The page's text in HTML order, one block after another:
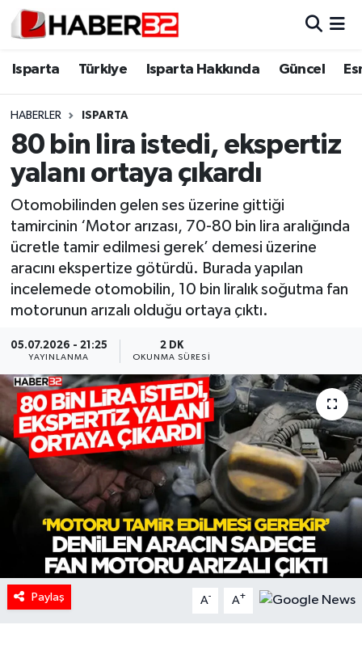
Isparta Türkiye Isparta Hakkında Güncel
HABERLER ISPARTA
80 bin lira istedi, ekspertiz
yalanı ortaya çıkardı
Otomobilinden gelen ses üzerine gittiği
tamircinin ‘Motor arızası, 70-80 bin lira aralığında
ücretle tamir edilmesi gerek’ demesi üzerine
aracını ekspertize götürdü. Burada yapılan
incelemede otomobilin, 10 bin liralık soğutma fan
motorunun arızalı olduğu ortaya çıktı.
05.07.2026 - 21:25
YAYINLANMA
2 DK
OKUNMA SÜRESI
Paylaş A- A+
Isparta
Esnaf Diyor ki;
ASAYİŞ
BİLİM VE TEKNOLOJİ
EĞİTİM
GENEL
Güncel
HABERDE İNSAN
İlginç
KÜLTÜR SANAT
MAGAZİN
Oyun
POLİTİKA
Isparta Nöbetçi Eczaneler
Isparta Trafik Yoğunluk Haritası
Süper Lig Puan Durumu ve Fikstür
Tüm Manşetler
Son Dakika Haberleri
Haber Arşivi